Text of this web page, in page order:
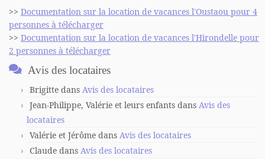
>> Documentation sur la location de vacances l'Oustaou pour 4
personnes à télécharger
>> Documentation sur la location de vacances l'Hirondelle pour
2 personnes à télécharger
Avis des locataires
Brigitte dans Avis des locataires
Jean-Philippe, Valérie et leurs enfants dans Avis des
locataires
Valérie et Jérôme dans Avis des locataires
Claude dans Avis des locataires